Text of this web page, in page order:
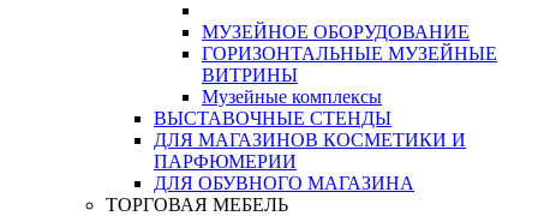
МУЗЕЙНОЕ ОБОРУДОВАНИЕ
ГОРИЗОНТАЛЬНЫЕ МУЗЕЙНЫЕ
ВИТРИНЫ
Музейные комплексы
ВЫСТАВОЧНЫЕ СТЕНДЫ
ДЛЯ МАГАЗИНОВ КОСМЕТИКИ И
ПАРФЮМЕРИИ
ДЛЯ ОБУВНОГО МАГАЗИНА
ТОРГОВАЯ МЕБЕЛЬ